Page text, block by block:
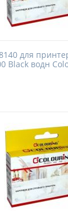
для
Black водн